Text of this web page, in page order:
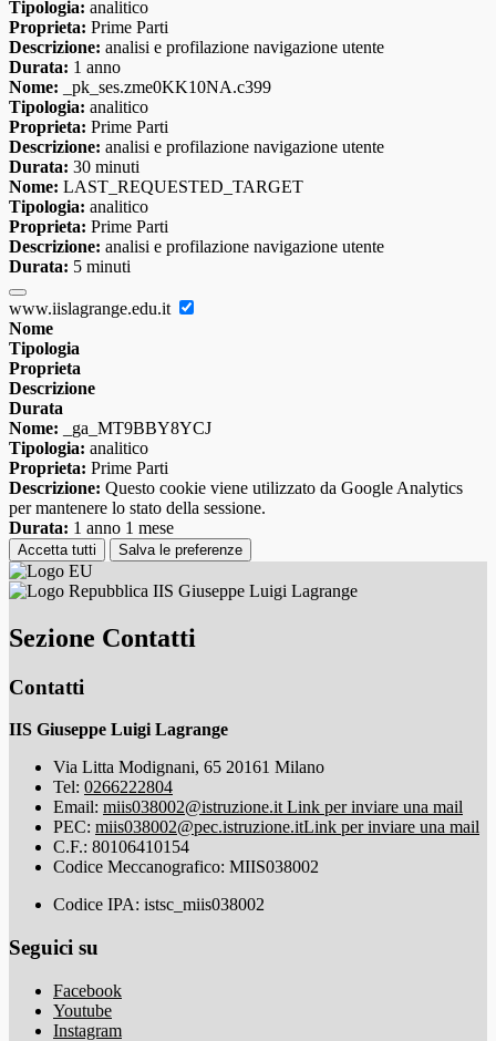
Tipologia: analitico
Proprieta: Prime Parti
Descrizione: analisi e profilazione navigazione utente
Durata: 1 anno
Nome: _pk_ses.zme0KK10NA.c399
Tipologia: analitico
Proprieta: Prime Parti
Descrizione: analisi e profilazione navigazione utente
Durata: 30 minuti
Nome: LAST_REQUESTED_TARGET
Tipologia: analitico
Proprieta: Prime Parti
Descrizione: analisi e profilazione navigazione utente
Durata: 5 minuti
www.iislagrange.edu.it
Nome
Tipologia
Proprieta
Descrizione
Durata
Nome: _ga_MT9BBY8YCJ
Tipologia: analitico
Proprieta: Prime Parti
Descrizione: Questo cookie viene utilizzato da Google Analytics
per mantenere lo stato della sessione.
Durata: 1 anno 1 mese
Accetta tutti Salva le preferenze
IIS Giuseppe Luigi Lagrange
Sezione Contatti
Contatti
IIS Giuseppe Luigi Lagrange
Via Litta Modignani, 65 20161 Milano
Tel: 0266222804
Email: miis038002@istruzione.it Link per inviare una mail
PEC: miis038002@pec.istruzione.itLink per inviare una mail
C.F.: 80106410154
Codice Meccanografico: MIIS038002
Codice IPA: istsc_miis038002
Seguici su
Facebook
Youtube
Instagram